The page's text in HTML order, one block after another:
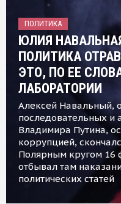
ПОЛИТИКА
ЮЛИЯ
ПОЛИТИКА
ЭТО, ПО ЕЕ
ЛАБОРАТОРИИ
Алексей Навальный,
последовательных и
Владимира Путина,
коррупцией,
Полярным кругом 16
отбывал там
политических статей